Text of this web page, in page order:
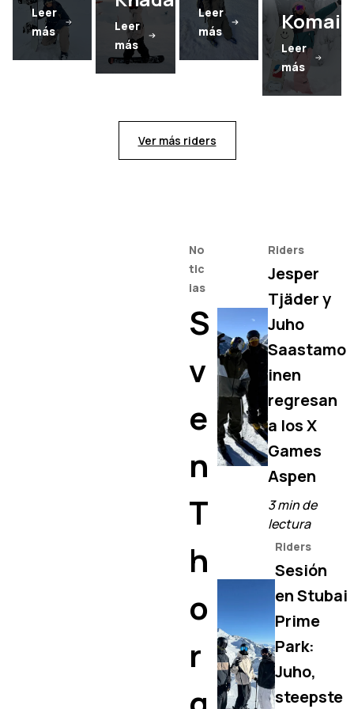
Leer
más
Leer
más
Leer
más
Leer
más
Ver más riders
No
tic
ias
S
v
e
n
T
h
o
r
Riders
Jesper
Tjäder y
Juho
Saastamo
inen
regresan
a los X
Games
Aspen
3 min de
lectura
Riders
Sesión
en Stubai
Prime
Park:
Juho,
steepste